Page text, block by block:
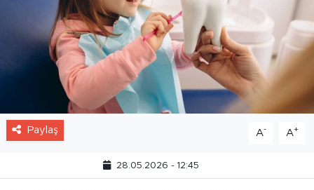
Paylaş A- A+
28.05.2026 - 12:45